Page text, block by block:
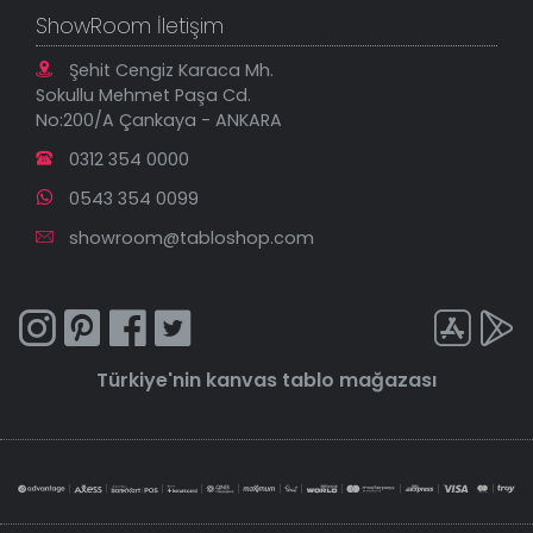
ShowRoom İletişim
Şehit Cengiz Karaca Mh.
Sokullu Mehmet Paşa Cd.
No:200/A Çankaya - ANKARA
0312 354 0000
0543 354 0099
showroom@tabloshop.com
Türkiye'nin kanvas tablo mağazası